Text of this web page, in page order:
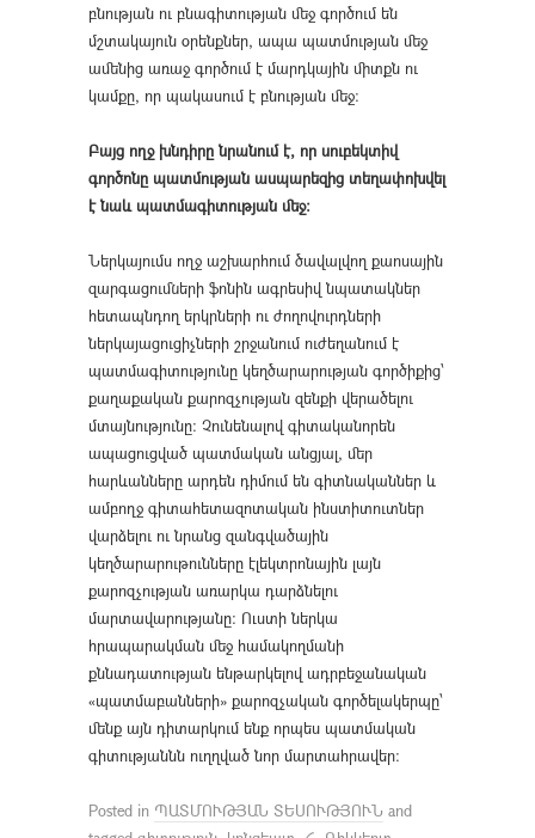
բնության ու բնագիտության մեջ գործում են
մշտակայուն օրենքներ, ապա պատմության մեջ
ամենից առաջ գործում է մարդկային միտքն ու
կամքը, որ պակասում է բնության մեջ:
Բայց ողջ խնդիրը նրանում է, որ սուբեկտիվ
գործոնը պատմության ասպարեզից տեղափոխվել
է նաև պատմագիտության մեջ։
Ներկայումս ողջ աշխարհում ծավալվող քաոսային
զարգացումների ֆոնին ագրեսիվ նպատակներ
հետապնդող երկրների ու ժողովուրդների
ներկայացուցիչների շրջանում ուժեղանում է
պատմագիտությունը կեղծարարության գործիքից՝
քաղաքական քարոզչության զենքի վերածելու
մտայնությունը։ Չունենալով գիտականորեն
ապացուցված պատմական անցյալ, մեր
հարևանները արդեն դիմում են գիտնականներ և
ամբողջ գիտահետազոտական ինստիտուտներ
վարձելու ու նրանց զանգվածային
կեղծարարութունները էլեկտրոնային լայն
քարոզչության առարկա դարձնելու
մարտավարությանը։ Ուստի ներկա
հրապարակման մեջ համակողմանի
քննադատության ենթարկելով ադրբեջանական
«պատմաբանների» քարոզչական գործելակերպը՝
մենք այն դիտարկում ենք որպես պատմական
գիտությաննն ուղղված նոր մարտահրավեր:
Posted in ՊԱՏՄՈՒԹՅԱՆ ՏԵՍՈՒԹՅՈՒՆ and